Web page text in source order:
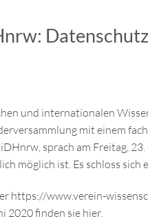
und internationalen
mit einem
sprach am Freitag,
möglich ist. Es schloss
https://www.verein-
2020 finden sie hier.